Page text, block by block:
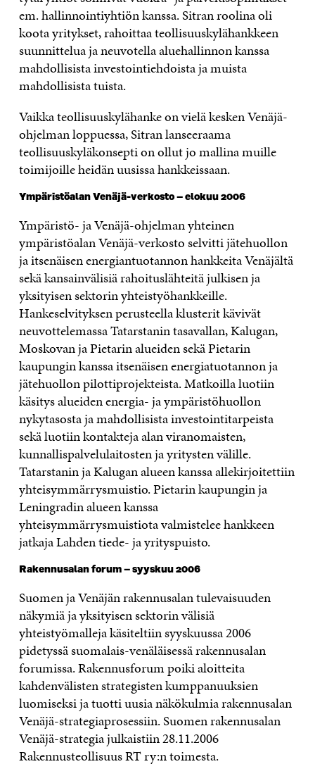
em. hallinnointiyhtiön kanssa. Sitran roolina oli
koota yritykset, rahoittaa teollisuuskylähankkeen
suunnittelua ja neuvotella aluehallinnon kanssa
mahdollisista investointiehdoista ja muista
mahdollisista tuista.
Vaikka teollisuuskylähanke on vielä kesken Venäjä-
ohjelman loppuessa, Sitran lanseeraama
teollisuuskyläkonsepti on ollut jo mallina muille
toimijoille heidän uusissa hankkeissaan.
Ympäristöalan Venäjä-verkosto – elokuu 2006
Ympäristö- ja Venäjä-ohjelman yhteinen
ympäristöalan Venäjä-verkosto selvitti jätehuollon
ja itsenäisen energiantuotannon hankkeita Venäjältä
sekä kansainvälisiä rahoituslähteitä julkisen ja
yksityisen sektorin yhteistyöhankkeille.
Hankeselvityksen perusteella klusterit kävivät
neuvottelemassa Tatarstanin tasavallan, Kalugan,
Moskovan ja Pietarin alueiden sekä Pietarin
kaupungin kanssa itsenäisen energiatuotannon ja
jätehuollon pilottiprojekteista. Matkoilla luotiin
käsitys alueiden energia- ja ympäristöhuollon
nykytasosta ja mahdollisista investointitarpeista
sekä luotiin kontakteja alan viranomaisten,
kunnallispalvelulaitosten ja yritysten välille.
Tatarstanin ja Kalugan alueen kanssa allekirjoitettiin
yhteisymmärrysmuistio. Pietarin kaupungin ja
Leningradin alueen kanssa
yhteisymmärrysmuistiota valmistelee hankkeen
jatkaja Lahden tiede- ja yrityspuisto.
Rakennusalan forum – syyskuu 2006
Suomen ja Venäjän rakennusalan tulevaisuuden
näkymiä ja yksityisen sektorin välisiä
yhteistyömalleja käsiteltiin syyskuussa 2006
pidetyssä suomalais-venäläisessä rakennusalan
forumissa. Rakennusforum poiki aloitteita
kahdenvälisten strategisten kumppanuuksien
luomiseksi ja tuotti uusia näkökulmia rakennusalan
Venäjä-strategiaprosessiin. Suomen rakennusalan
Venäjä-strategia julkaistiin 28.11.2006
Rakennusteollisuus RT ry:n toimesta.